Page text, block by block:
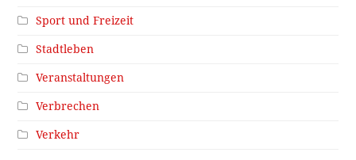
Sport und Freizeit
Stadtleben
Veranstaltungen
Verbrechen
Verkehr